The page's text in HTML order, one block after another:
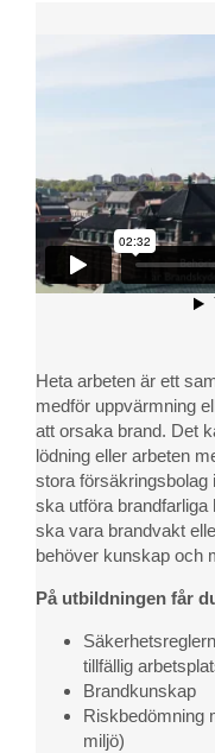
Heta arbeten är ett
medför uppvärmning
att orsaka brand. Det
lödning eller arbeten
stora försäkringsbolag
ska utföra brandfarliga
ska vara brandvakt
behöver kunskap och
På utbildningen får
tillfällig
Brandkunskap
Riskbedömning
miljö)